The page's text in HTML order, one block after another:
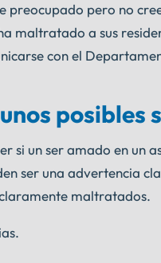
preocupado pero no
maltratado a sus
con el
posibles
si un ser amado en un
ser una advertencia
maltratados.